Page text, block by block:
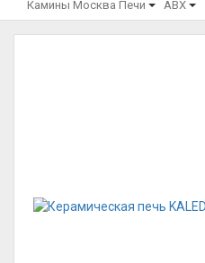
Камины Москва Печи ABX